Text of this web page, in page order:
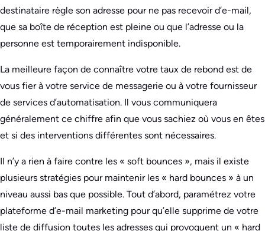
destinataire règle son adresse pour ne pas recevoir d’e-mail,
que sa boîte de réception est pleine ou que l’adresse ou la
personne est temporairement indisponible.
La meilleure façon de connaître votre taux de rebond est de
vous fier à votre service de messagerie ou à votre fournisseur
de services d’automatisation. Il vous communiquera
généralement ce chiffre afin que vous sachiez où vous en êtes
et si des interventions différentes sont nécessaires.
Il n’y a rien à faire contre les « soft bounces », mais il existe
plusieurs stratégies pour maintenir les « hard bounces » à un
niveau aussi bas que possible. Tout d’abord, paramétrez votre
plateforme d’e-mail marketing pour qu’elle supprime de votre
liste de diffusion toutes les adresses qui provoquent un « hard